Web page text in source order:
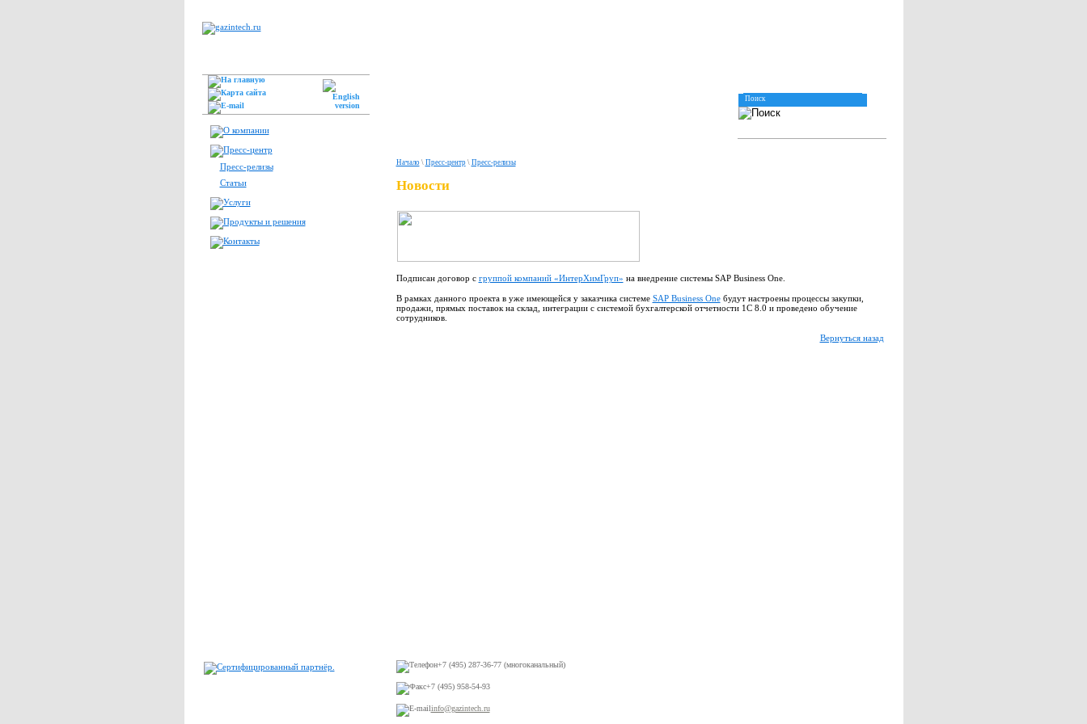
Пресс-релизы
Статьи
Начало\ Пресс-центр\ Пресс-релизы
Новости
Подписан договор с группой компаний «ИнтерХимГруп» на внедрение системы SAP Business One.
В рамках данного проекта в уже имеющейся у заказчика системе SAP Business Oneбудут настроены процессы закупки,
продажи, прямых поставок на склад, интеграции с системой бухгалтерской отчетности 1С 8.0 и проведено обучение
сотрудников.
Вернуться назад
+7 (495) 287-36-77 (многоканальный)
+7 (495) 958-54-93
info@gazintech.ru